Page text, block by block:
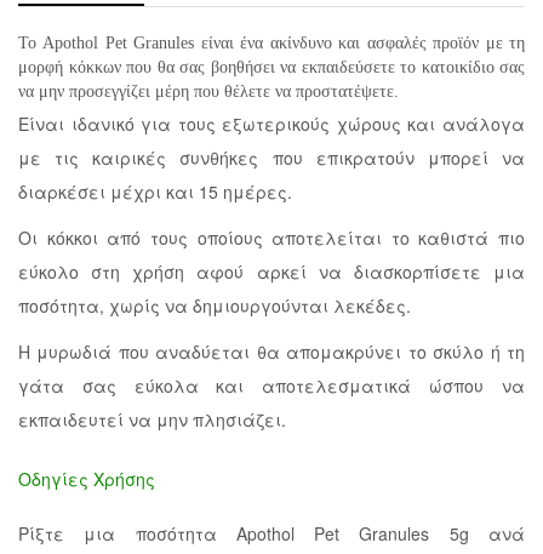
Το Apothol Pet Granules είναι ένα ακίνδυνο και ασφαλές προϊόν με τη
μορφή κόκκων που θα σας βοηθήσει να εκπαιδεύσετε το κατοικίδιο σας
να μην προσεγγίζει μέρη που θέλετε να προστατέψετε.
Είναι ιδανικό για τους εξωτερικούς χώρους και ανάλογα
με τις καιρικές συνθήκες που επικρατούν μπορεί να
διαρκέσει μέχρι και 15 ημέρες.
Οι κόκκοι από τους οποίους αποτελείται το καθιστά πιο
εύκολο στη χρήση αφού αρκεί να διασκορπίσετε μια
ποσότητα, χωρίς να δημιουργούνται λεκέδες.
Η μυρωδιά που αναδύεται θα απομακρύνει το σκύλο ή τη
γάτα σας εύκολα και αποτελεσματικά ώσπου να
εκπαιδευτεί να μην πλησιάζει.
Οδηγίες Χρήσης
Ρίξτε μια ποσότητα Apothol Pet Granules 5g ανά